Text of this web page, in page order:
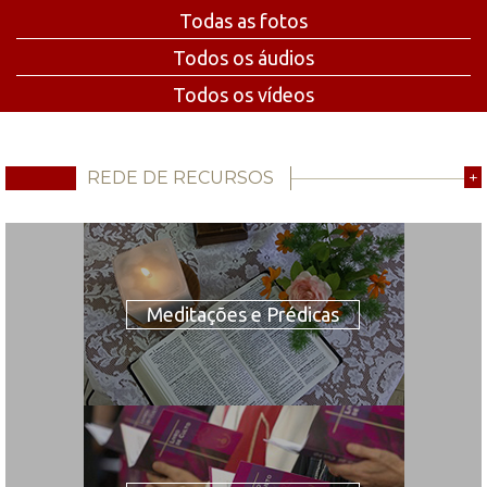
Todas as fotos
Todos os áudios
Todos os vídeos
REDE DE RECURSOS +
Meditações e Prédicas